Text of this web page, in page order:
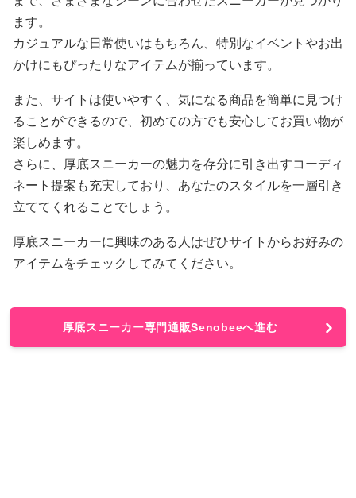
ます。
カジュアルな日常使いはもちろん、特別なイベントやお出
かけにもぴったりなアイテムが揃っています。
また、サイトは使いやすく、気になる商品を簡単に見つけ
ることができるので、初めての方でも安心してお買い物が
楽しめます。
さらに、厚底スニーカーの魅力を存分に引き出すコーディ
ネート提案も充実しており、あなたのスタイルを一層引き
立ててくれることでしょう。
厚底スニーカーに興味のある人はぜひサイトからお好みの
アイテムをチェックしてみてください。
厚底スニーカー専門通販Senobeeへ進む